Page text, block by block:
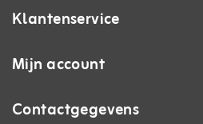
Klantenservice
Mijn account
Contactgegevens